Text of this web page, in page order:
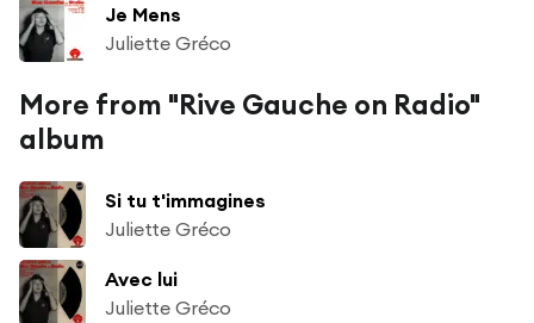
Je Mens
Juliette Gréco
More from "Rive Gauche on Radio"
album
Si tu t'immagines
Juliette Gréco
Avec lui
Juliette Gréco